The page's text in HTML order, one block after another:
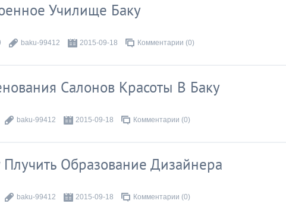
Училище Баку
baku-99412 2015-09-18 Комментарии (0)
Салонов Красоты В Баку
baku-99412 2015-09-18 Комментарии (0)
Плучить Образование Дизайнера
baku-99412 2015-09-18 Комментарии (0)